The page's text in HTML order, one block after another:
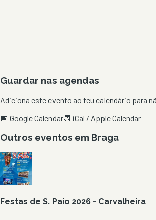
Guardar nas agendas
Adiciona este evento ao teu calendário para
📅 Google Calendar📆 iCal / Apple Calendar
Outros eventos em Braga
Festas de S. Paio 2026 - Carvalheira